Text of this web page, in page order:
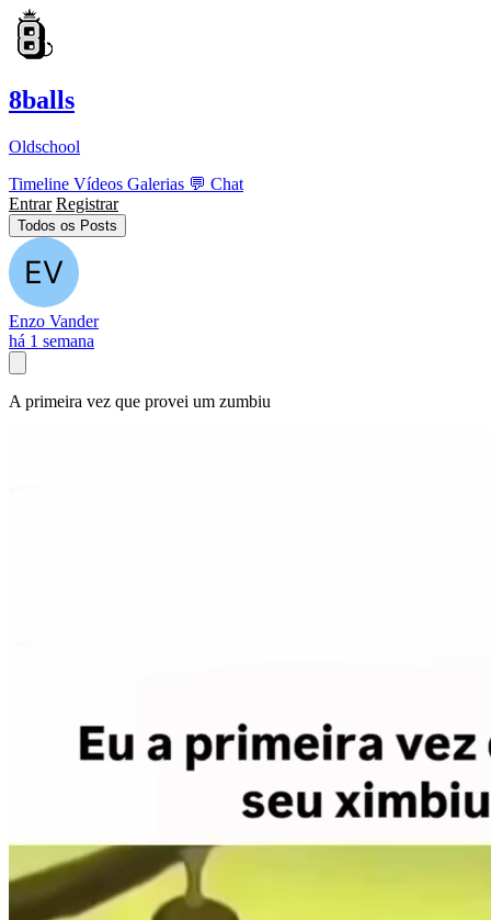
8balls
Oldschool
Timeline Vídeos Galerias 💬 Chat
Entrar Registrar
Todos os Posts
Enzo Vander
há 1 semana
A primeira vez que provei um zumbiu